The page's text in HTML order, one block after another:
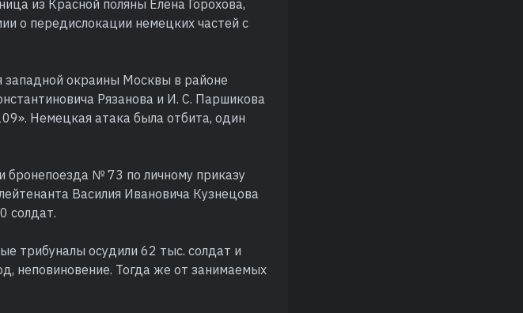
из Красной поляны Елена Горохова,
о передислокации немецких частей с
западной окраины Москвы в районе
Рязанова и И. С. Паршикова
Немецкая атака была отбита, один
бронепоезда № 73 по личному приказу
Василия Ивановича Кузнецова
солдат.
трибуналы осудили 62 тыс. солдат и
неповиновение. Тогда же от занимаемых